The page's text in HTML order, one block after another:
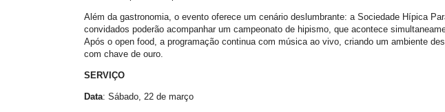
Além da gastronomia, o evento oferece um cenário deslumbrante: a Sociedade Hípica
convidados poderão acompanhar um campeonato de hipismo, que acontece
Após o open food, a programação continua com música ao vivo, criando um ambiente
com chave de ouro.
SERVIÇO
Data: Sábado, 22 de março